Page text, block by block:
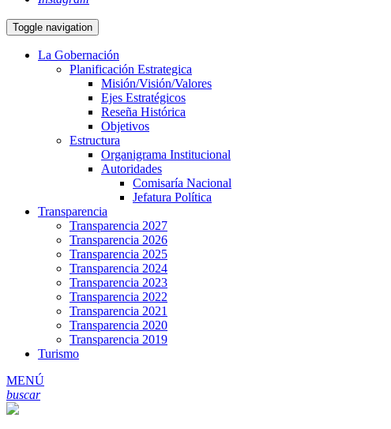
Toggle navigation
La Gobernación
Planificación Estrategica
Misión/Visión/Valores
Ejes Estratégicos
Reseña Histórica
Objetivos
Estructura
Organigrama Institucional
Autoridades
Comisaría Nacional
Jefatura Política
Transparencia
Transparencia 2027
Transparencia 2026
Transparencia 2025
Transparencia 2024
Transparencia 2023
Transparencia 2022
Transparencia 2021
Transparencia 2020
Transparencia 2019
Turismo
MENÚ
buscar